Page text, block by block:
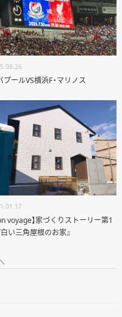
プールVS横浜F・マリノス
voyage】家づくりストーリー第1
白い三角屋根のお家』